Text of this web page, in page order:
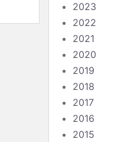
2023
2022
2021
2020
2019
2018
2017
2016
2015